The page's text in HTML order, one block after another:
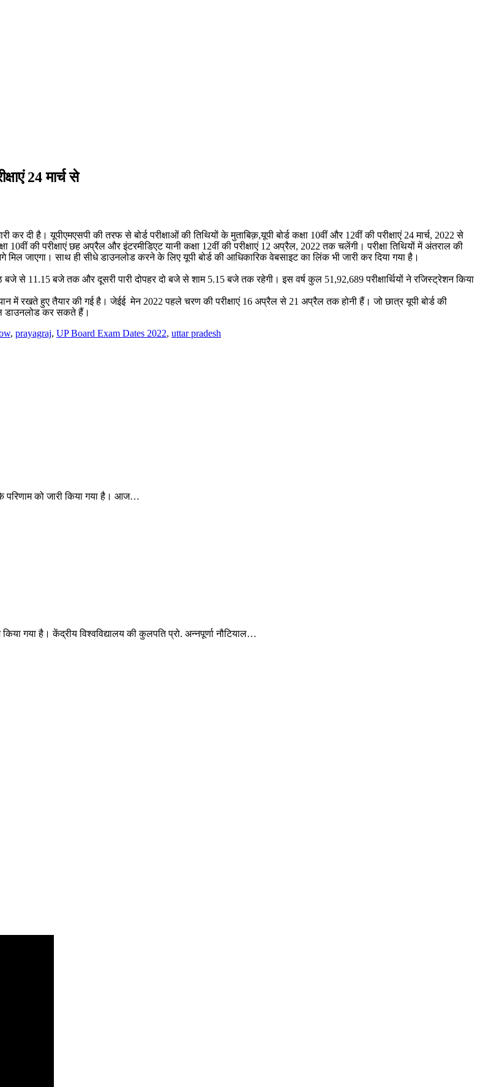
24 मार्च से
कर दी है। यूपीएमएसपी की तरफ से बोर्ड परीक्षाओं की तिथियों के मुताबिक़,यूपी बोर्ड कक्षा 10वीं और 12वीं की परीक्षाएं 24 मार्च, 2022 से
की परीक्षाएं छह अप्रैल और इंटरमीडिएट यानी कक्षा 12वीं की परीक्षाएं 12 अप्रैल, 2022 तक चलेंगी। परीक्षा तिथियों में अंतराल की
जाएगा। साथ ही सीधे डाउनलोड करने के लिए यूपी बोर्ड की आधिकारिक वेबसाइट का लिंक भी जारी कर दिया गया है।
बजे से 11.15 बजे तक और दूसरी पारी दोपहर दो बजे से शाम 5.15 बजे तक रहेगी। इस वर्ष कुल 51,92,689 परीक्षार्थियों ने रजिस्ट्रेशन किया
में रखते हुए तैयार की गई है। जेईई मेन 2022 पहले चरण की परीक्षाएं 16 अप्रैल से 21 अप्रैल तक होनी हैं। जो छात्र यूपी बोर्ड की
डाउनलोड कर सकते हैं।
, prayagraj, UP Board Exam Dates 2022, uttar pradesh
परिणाम को जारी किया गया है। आज…
गया है। केंद्रीय विश्वविद्यालय की कुलपति प्रो. अन्नपूर्णा नौटियाल…